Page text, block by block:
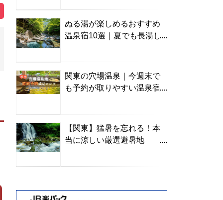
ぬる湯が楽しめるおすすめ
温泉宿10選｜夏でも長湯し
関東の穴場温泉｜今週末で
も予約が取りやすい温泉宿
【関東】猛暑を忘れる！本
当に涼しい厳選避暑地